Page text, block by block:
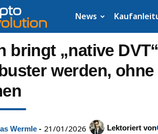
Krypto
Aktuelle
News
bringt „native
werden,
Wermle - 21/01/2026 Lektoriert von